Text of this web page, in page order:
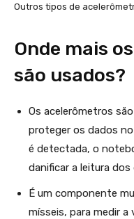
Outros tipos de
Onde mais
são usados?
Os acelerômetros
proteger os dados no
é detectada, o
danificar a leitura dos
É um componente
mísseis, para medir a